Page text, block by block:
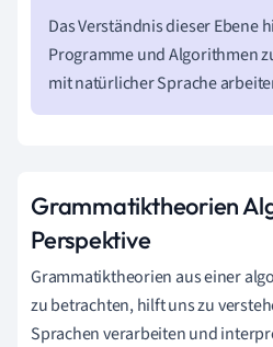
Das Verständnis dieser Ebene
Programme und Algorithmen
mit natürlicher Sprache
Grammatiktheorien
Perspektive
Grammatiktheorien aus einer
zu betrachten, hilft uns zu
Sprachen verarbeiten und